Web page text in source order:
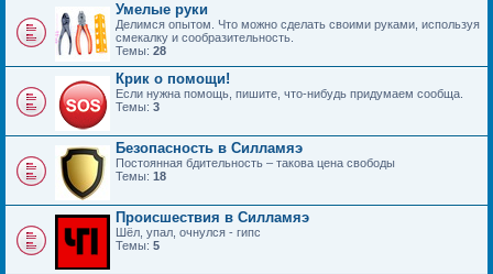
Умелые руки
Делимся опытом. Что можно сделать своими руками, используя
смекалку и сообразительность.
Темы: 28
Крик о помощи!
Если нужна помощь, пишите, что-нибудь придумаем сообща.
Темы: 3
Безопасность в Силламяэ
Постоянная бдительность – такова цена свободы
Темы: 18
Происшествия в Силламяэ
Шёл, упал, очнулся - гипс
Темы: 5